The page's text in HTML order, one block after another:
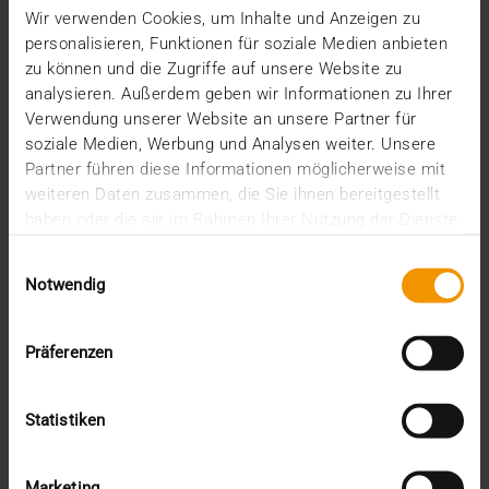
Wir verwenden Cookies, um Inhalte und Anzeigen zu
personalisieren, Funktionen für soziale Medien anbieten
zu können und die Zugriffe auf unsere Website zu
analysieren. Außerdem geben wir Informationen zu Ihrer
Verwendung unserer Website an unsere Partner für
soziale Medien, Werbung und Analysen weiter. Unsere
Partner führen diese Informationen möglicherweise mit
weiteren Daten zusammen, die Sie ihnen bereitgestellt
Notwendig
Präferenzen
Statistiken
03.05.2022
„Vielfalt leben – Zukunft gestalten“: So lautet das
Motto des diesjährigen, 103. Röntgenkongresses,…
VISUS HEALTH IT
MEHR ERFAHREN